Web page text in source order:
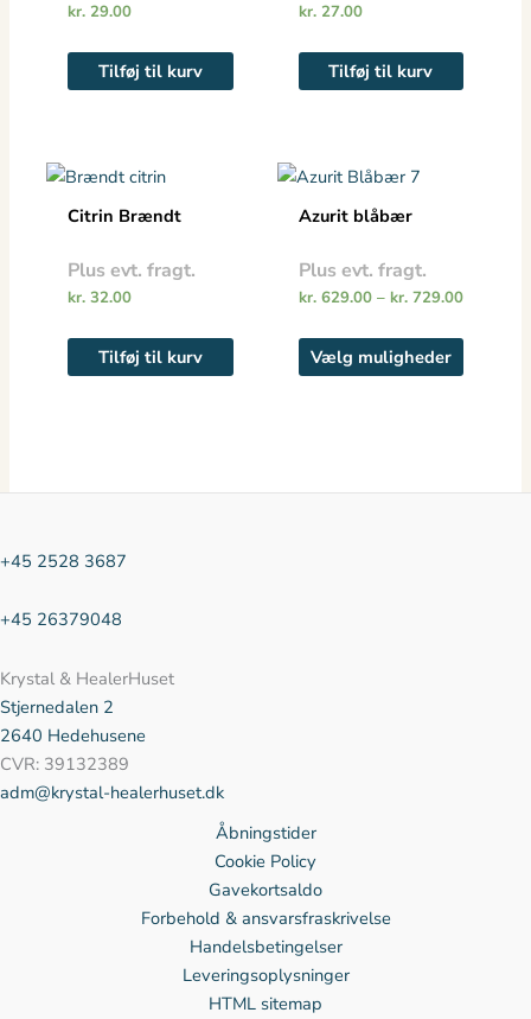
kr.29.00
Tilføj til kurv
kr.27.00
Tilføj til kurv
Citrin Brændt
Plus evt. fragt.
kr.32.00
Tilføj til kurv
Azurit blåbær
Plus evt. fragt.
kr.629.00 – kr.729.00
Vælg muligheder kan
vælges
+45 2528 3687
+45 26379048
Krystal & HealerHuset
Stjernedalen 2
2640 Hedehusene
CVR: 39132389
adm@krystal-healerhuset.dk
Åbningstider
Cookie Policy
Gavekortsaldo
Forbehold & ansvarsfraskrivelse
Handelsbetingelser
Leveringsoplysninger
HTML sitemap